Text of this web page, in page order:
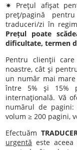
✷ Preţul afişat
preţ/pagină
traduceri/zi în
Prețul poate
dificultate, termen
Pentru clienţii
noastre, cât şi
un număr mai
între 5% şi 15%
internaţională. Vă
numărul de
volum ≥ 200 pagini,
Efectuăm
urgentă este